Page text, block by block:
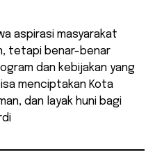
aspirasi masyarakat
tetapi benar-benar
dan kebijakan yang
menciptakan Kota
dan layak huni bagi